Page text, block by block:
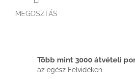
MEGOSZTÁS
Több mint 3000 átvételi
az egész Felvidéken